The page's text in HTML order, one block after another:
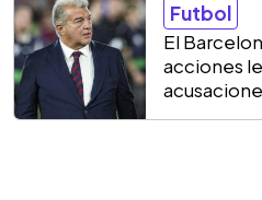
Futbol
El
acciones